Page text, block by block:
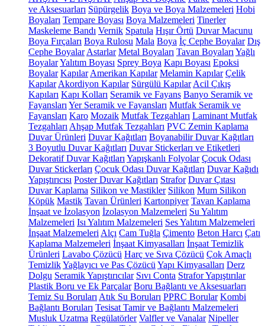
ve Aksesuarları Süpürgelik Boya ve Boya Malzemeleri Hobi
Boyaları Tempare Boyası Boya Malzemeleri Tinerler
Maskeleme Bandı Vernik Spatula Hışır Örtü Duvar Macunu
Boya Fırçaları Boya Rulosu Mala Boya İç Cephe Boyalar Dış
Cephe Boyalar Astarlar Metal Boyaları Tavan Boyaları Yağlı
BoyalarYalıtım Boyası Sprey Boya Kapı Boyası Epoksi
Boyalar Kapılar Amerikan Kapılar Melamin Kapılar Çelik
Kapılar Akordiyon Kapılar Sürgülü Kapılar Acil Çıkış
Kapıları Kapı Kolları Seramik ve Fayans Banyo Seramik ve
Fayansları Yer Seramik ve Fayansları Mutfak Seramik ve
Fayansları Karo Mozaik Mutfak Tezgahları Laminant Mutfak
Tezgahları Ahşap Mutfak Tezgahları PVC Zemin Kaplama
Duvar Ürünleri Duvar Kağıtları Boyanabilir Duvar Kağıtları
3 Boyutlu Duvar Kağıtları Duvar Stickerları ve Etiketleri
Dekoratif Duvar Kağıtları Yapışkanlı Folyolar Çocuk Odası
Duvar Stickerları Çocuk Odası Duvar Kağıtları Duvar Kağıdı
Yapıştırıcısı Poster Duvar Kağıtları Strafor Duvar Çıtası
Duvar Kaplama Silikon ve Mastikler Silikon Mum Silikon
Köpük Mastik Tavan Ürünleri Kartonpiyer Tavan Kaplama
İnşaat ve İzolasyon İzolasyon Malzemeleri Su Yalıtım
Malzemeleri Isı Yalıtım Malzemeleri Ses Yalıtım Malzemeleri
İnşaat Malzemeleri Alçı Cam Tuğla Çimento Beton Harcı Çatı
Kaplama Malzemeleri İnşaat Kimyasalları İnşaat Temizlik
Ürünleri Lavabo Çözücü Harç ve Sıva Çözücü Çok Amaçlı
TemizlikYağlayıcı ve Pas Çözücü Yapı Kimyasalları Derz
Dolgu Seramik Yapıştırıcılar Sıvı Conta Strafor Yapıştırılar
Plastik Boru ve Ek Parçalar Boru Bağlantı ve Aksesuarları
Temiz Su Boruları Atık Su Boruları PPRC Borular Kombi
Bağlantı Boruları Tesisat Tamir ve Bağlantı Malzemeleri
Musluk Uzatma Regülatörler Valfler ve Vanalar Nipeller